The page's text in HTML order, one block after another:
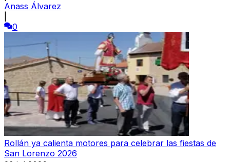
Anass Álvarez
0
Rollán ya calienta motores para celebrar las fiestas de
San Lorenzo 2026